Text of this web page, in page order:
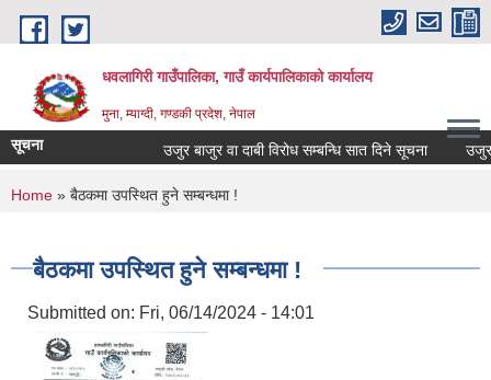
Skip to main content
धवलागिरी गाउँपालिका, गाउँ कार्यपालिकाको कार्यालय
मुना, म्याग्दी, गण्डकी प्रदेश, नेपाल
सूचना उजुर बाजुर वा दाबी विरोध सम्बन्धि सात दिने सूचना उजुर
You are here
Home » बैठकमा उपस्थित हुने सम्बन्धमा !
बैठकमा उपस्थित हुने सम्बन्धमा !
Submitted on: Fri, 06/14/2024 - 14:01